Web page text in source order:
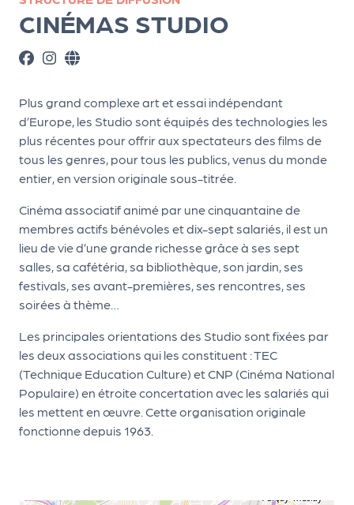
CINÉMAS STUDIO
Plus grand complexe art et essai indépendant
d’Europe, les Studio sont équipés des technologies les
plus récentes pour offrir aux spectateurs des films de
tous les genres, pour tous les publics, venus du monde
entier, en version originale sous-titrée.
Cinéma associatif animé par une cinquantaine de
membres actifs bénévoles et dix-sept salariés, il est un
lieu de vie d’une grande richesse grâce à ses sept
salles, sa cafétéria, sa bibliothèque, son jardin, ses
festivals, ses avant-premières, ses rencontres, ses
soirées à thème…
Les principales orientations des Studio sont fixées par
les deux associations qui les constituent : TEC
(Technique Education Culture) et CNP (Cinéma National
Populaire) en étroite concertation avec les salariés qui
les mettent en œuvre. Cette organisation originale
fonctionne depuis 1963.
ns
PR
O
G!
PR
O
G!
Le
Ma
g
Sui
vr
e
le
PR
O
G!